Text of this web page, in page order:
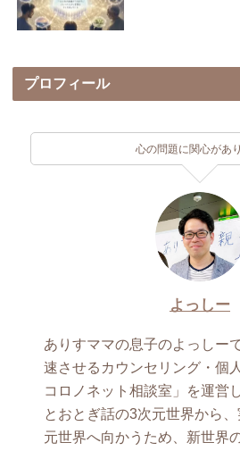
プロフィール
心の問題に関心があ
よっしー
ありすママの息子のよっしー
速させるカウンセリング・個
コロノネット相談室」を運営
とおとぎ話の3次元世界から
元世界へ向かうため、新世界